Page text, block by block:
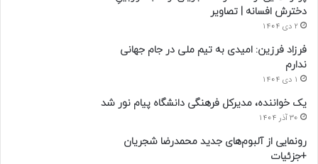
دخترش افسانه | تصاویر
2 دی 1404
فرزاد فرزین: امیدی به تیم ملی در جام جهانی
ندارم
1 دی 1404
یک خواننده، مدیرکل فرهنگی دانشگاه پیام نور شد
30 آذر 1404
رونمایی از آلبوم‌های جدید محمدرضا شجریان
+جزئیات